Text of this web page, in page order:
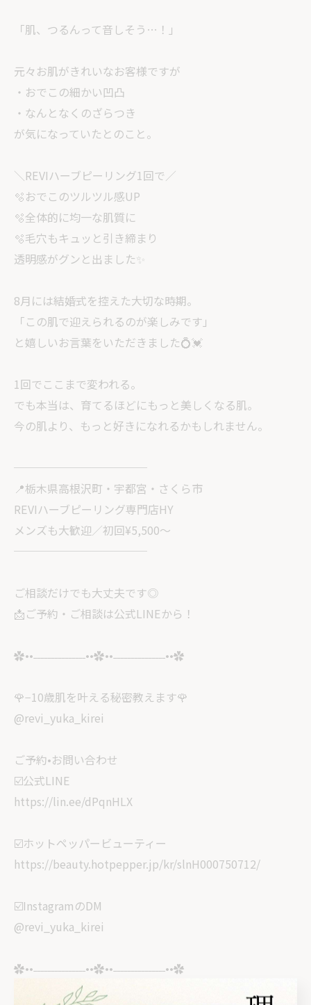
「肌、つるんって音しそう…！」
元々お肌がきれいなお客様ですが
・おでこの細かい凹凸
・なんとなくのざらつき
が気になっていたとのこと。
＼REVIハーブピーリング1回で／
🫧おでこのツルツル感UP
🫧全体的に均一な肌質に
🫧毛穴もキュッと引き締まり
透明感がグンと出ました✨
8月には結婚式を控えた大切な時期。
「この肌で迎えられるのが楽しみです」
と嬉しいお言葉をいただきました💍💓
1回でここまで変われる。
でも本当は、育てるほどにもっと美しくなる肌。
今の肌より、もっと好きになれるかもしれません。
────────────
📍栃木県高根沢町・宇都宮・さくら市
REVIハーブピーリング専門店HY
メンズも大歓迎／初回¥5,500〜
────────────
ご相談だけでも大丈夫です◎
📩ご予約・ご相談は公式LINEから！
✿••˗˗˗˗˗˗˗˗˗˗˗˗˗˗˗••✿••˗˗˗˗˗˗˗˗˗˗˗˗˗˗˗••✿
🌹−10歳肌を叶える秘密教えます🌹
@revi_yuka_kirei
ご予約•お問い合わせ
☑️公式LINE
https://lin.ee/dPqnHLX
☑️ホットペッパービューティー
https://beauty.hotpepper.jp/kr/slnH000750712/
☑️InstagramのDM
@revi_yuka_kirei
✿••˗˗˗˗˗˗˗˗˗˗˗˗˗˗˗••✿••˗˗˗˗˗˗˗˗˗˗˗˗˗˗˗••✿